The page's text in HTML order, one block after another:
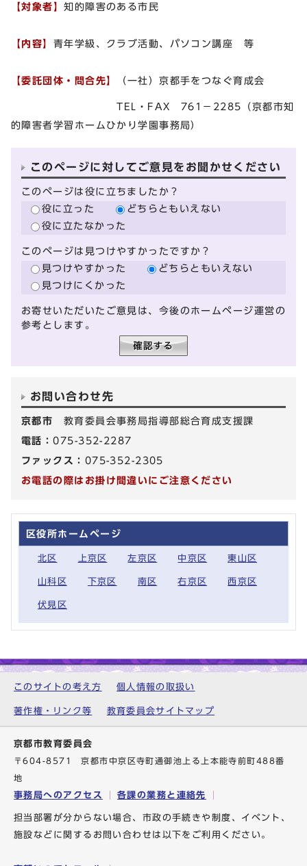
【対象者】知的障害のある市民
【内容】 青年学級、クラブ活動、パソコン講座 等
【委託団体・問合先】 （一社）京都手をつなぐ育成会
TEL・FAX 761－2285（京都市知
的障害者学習ホームひかり学園事務局）
このページに対してご意見をお聞かせください
このページは役に立ちましたか？
役に立った
どちらともいえない
役に立たなかった
このページは見つけやすかったですか？
見つけやすかった
どちらともいえない
見つけにくかった
お寄せいただいたご意見は、今後のホームページ運営の
参考とします。
お問い合わせ先
京都市 教育委員会事務局指導部総合育成支援課
電話：075-352-2287
ファックス： 075-352-2305
お電話の際はお掛け間違いにご注意ください
区役所ホームページ
北区 上京区 左京区 中京区 東山区
山科区 下京区 南区 右京区 西京区
伏見区
このサイトの考え方 個人情報の取扱い
著作権・リンク等 教育委員会サイトマップ
京都市教育委員会
〒604-8571 京都市中京区寺町通御池上る上本能寺前町488番
地
事務局へのアクセス 各課の業務と連絡先
担当部署が分からない場合、市政の手続きや制度、イベント、
施設などに関するお問い合わせは以下をご利用ください。